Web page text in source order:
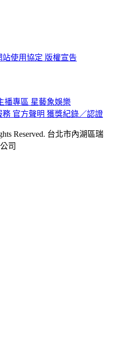
站使用協定 版權宣告
播專區 星藝象娛樂
務 官方聲明 獲獎紀錄／認證
Reserved. 台北市內湖區瑞
司